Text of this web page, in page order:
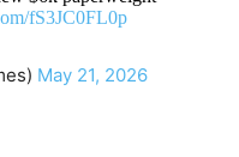
fS3JC0FL0p
May 21, 2026